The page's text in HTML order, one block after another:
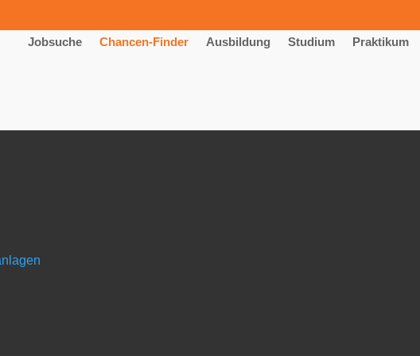
Jobsuche Chancen-Finder Ausbildung Studium Praktikum
(m/w/d) – Start 2027